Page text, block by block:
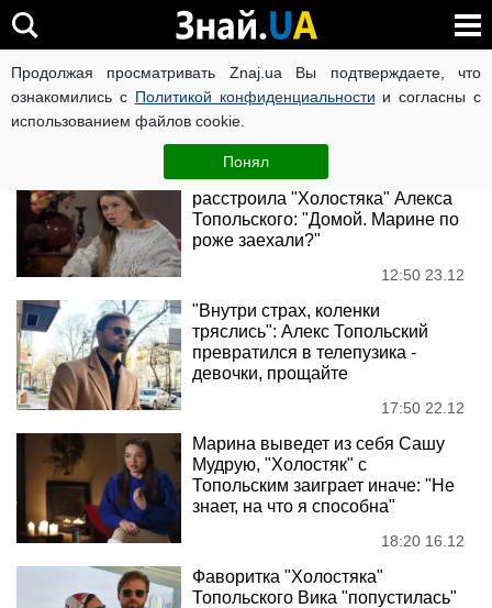
Продолжая просматривать Znaj.ua Вы подтверждаете, что
ознакомились с Политикой конфиденциальности и согласны с
использованием файлов cookie.
Понял
Алекс Топольский
Саша Мудрая показала, как
расстроила "Холостяка" Алекса
Топольского: "Домой. Марине по
роже заехали?"
12:50 23.12
"Внутри страх, коленки
тряслись": Алекс Топольский
превратился в телепузика -
девочки, прощайте
17:50 22.12
Марина выведет из себя Сашу
Мудрую, "Холостяк" с
Топольским заиграет иначе: "Не
знает, на что я способна"
18:20 16.12
Фаворитка "Холостяка"
Топольского Вика "попустилась"